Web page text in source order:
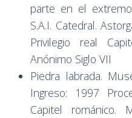
parte en el
S.A.I. Catedral.
Privilegio real
Anónimo Siglo VII
Piedra labrada.
Ingreso: 1997
Capitel